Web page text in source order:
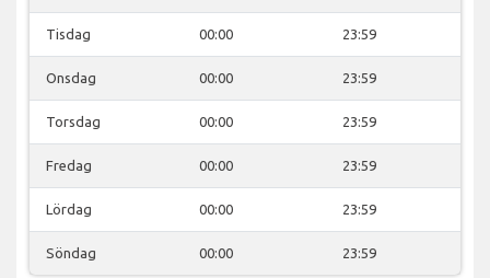
Tisdag 00:00 23:59
Onsdag 00:00 23:59
Torsdag 00:00 23:59
Fredag 00:00 23:59
Lördag 00:00 23:59
Söndag 00:00 23:59